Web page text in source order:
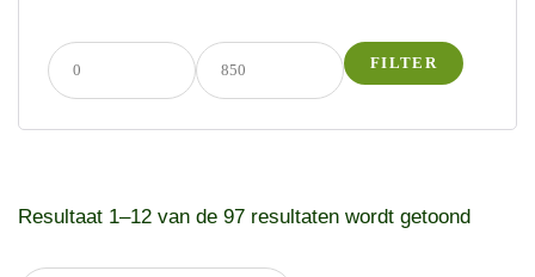
Resultaat 1–12 van de 97 resultaten wordt getoond
FILTER